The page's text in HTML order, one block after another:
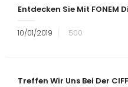
Entdecken Sie Mit FONEM
10/01/2019 500
Treffen Wir Uns Bei Der